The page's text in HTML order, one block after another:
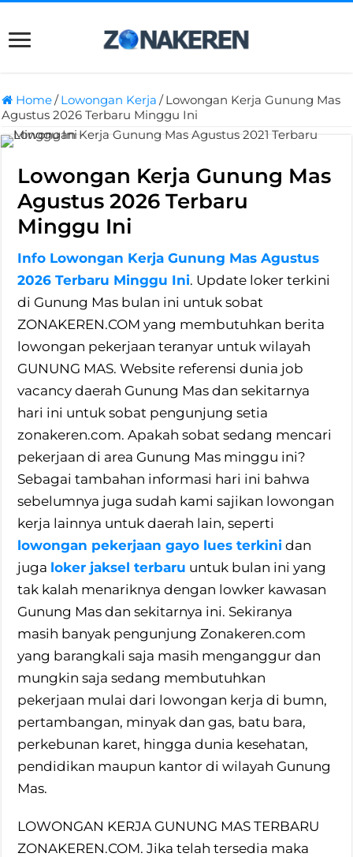
Home/Lowongan Kerja /Lowongan Kerja Gunung Mas
Agustus 2026 Terbaru Minggu Ini
Lowongan Kerja Gunung Mas
Agustus 2026 Terbaru
Minggu Ini
Info Lowongan Kerja Gunung Mas Agustus
2026 Terbaru Minggu Ini. Update loker terkini
di Gunung Mas bulan ini untuk sobat
ZONAKEREN.COM yang membutuhkan berita
lowongan pekerjaan teranyar untuk wilayah
GUNUNG MAS. Website referensi dunia job
vacancy daerah Gunung Mas dan sekitarnya
hari ini untuk sobat pengunjung setia
zonakeren.com. Apakah sobat sedang mencari
pekerjaan di area Gunung Mas minggu ini?
Sebagai tambahan informasi hari ini bahwa
sebelumnya juga sudah kami sajikan lowongan
kerja lainnya untuk daerah lain, seperti
lowongan pekerjaan gayo lues terkini dan
juga loker jaksel terbaru untuk bulan ini yang
tak kalah menariknya dengan lowker kawasan
Gunung Mas dan sekitarnya ini. Sekiranya
masih banyak pengunjung Zonakeren.com
yang barangkali saja masih menganggur dan
mungkin saja sedang membutuhkan
pekerjaan mulai dari lowongan kerja di bumn,
pertambangan, minyak dan gas, batu bara,
perkebunan karet, hingga dunia kesehatan,
pendidikan maupun kantor di wilayah Gunung
Mas.
LOWONGAN KERJA GUNUNG MAS TERBARU
ZONAKEREN.COM. Jika telah tersedia maka